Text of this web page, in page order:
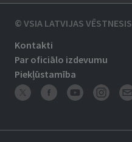
© VSIA LATVIJAS VĒSTNESIS
Kontakti
Par oficiālo izdevumu
Piekļūstamība